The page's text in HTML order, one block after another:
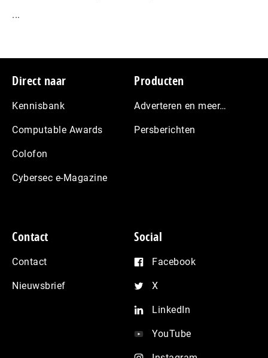
...
Footer
Direct naar
Kennisbank
Computable Awards
Colofon
Cybersec e-Magazine
Producten
Adverteren en meer…
Persberichten
Contact
Contact
Nieuwsbrief
Social
Facebook
X
LinkedIn
YouTube